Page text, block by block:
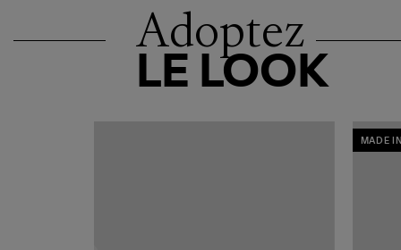
Adoptez
LE LOOK
MADE